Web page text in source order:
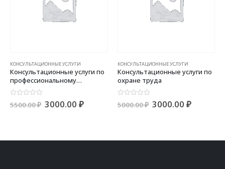
КОНСУЛЬТАЦИОННЫЕ УСЛУГИ
Консультационные услуги по
профессиональному
обучению сотрудников
5500.00₽ Первоначальная
3000.00 ₽Текущая
КОНСУЛЬТАЦИОННЫЕ УСЛУГИ
Консультационные услуги по
охране труда
5000.00₽ Первоначальная
3000.00 ₽